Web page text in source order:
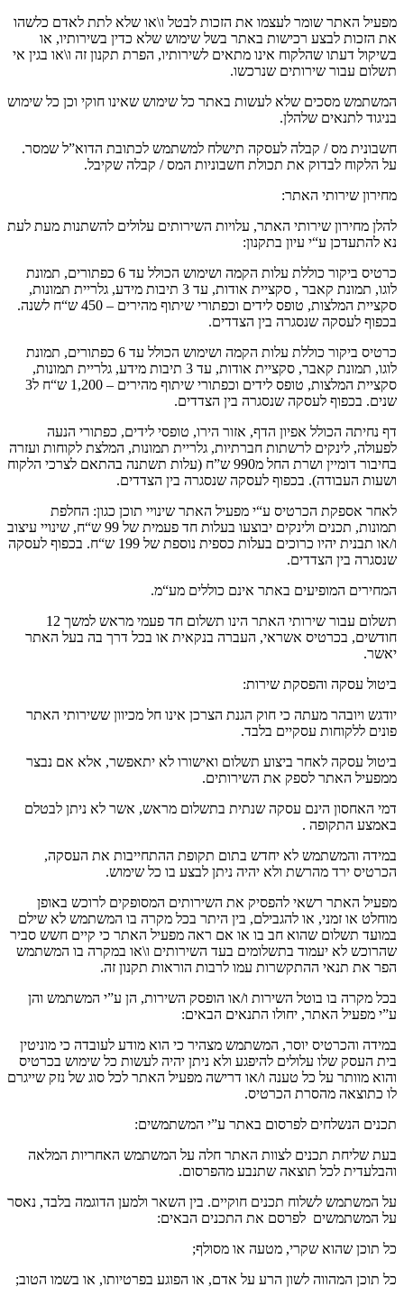
מפעיל האתר שומר לעצמו את הזכות לבטל ו\או שלא לתת לאדם כלשהו
את הזכות לבצע רכישות באתר בשל שימוש שלא כדין בשירותיו, או
בשיקול דעתו שהלקוח אינו מתאים לשירותיו, הפרת תקנון זה ו\או בגין אי
תשלום עבור שירותים שנרכשו.
המשתמש מסכים שלא לעשות באתר כל שימוש שאינו חוקי וכן כל שימוש
בניגוד לתנאים שלהלן.
חשבונית מס/ קבלה לעסקה תישלח למשתמש לכתובת הדוא”ל שמסר.
על הלקוח לבדוק את תכולת חשבוניות המס/ קבלה שקיבל.
מחירון שירותי האתר:
להלן מחירון שירותי האתר, עלויות השירותים עלולים להשתנות מעת לעת
נא להתעדכן ע“י עיון בתקנון:
כרטיס ביקור כוללת עלות הקמה ושימוש הכולל עד
כפתורים, תמונת
לוגו, תמונת קאבר , סקציית אודות, עד תיבות מידע, גלריית תמונות,
סקציית המלצות, טופס לידים וכפתורי שיתוף מהירים – 450 ש“ח לשנה.
בכפוף לעסקה שנסגרה בין הצדדים.
כרטיס ביקור כוללת עלות הקמה ושימוש הכולל עד
כפתורים, תמונת
לוגו, תמונת קאבר, סקציית אודות, עד תיבות מידע, גלריית תמונות,
סקציית המלצות, טופס לידים וכפתורי שיתוף מהירים – 1,200 ש“ח ל3
שנים. בכפוף לעסקה שנסגרה בין הצדדים.
דף נחיתה הכולל אפיון הדף, אזור הירו, טופסי לידים, כפתורי הנעה
לפעולה, לינקים לרשתות חברתיות, גלריית תמונות, המלצת לקוחות ועזרה
בחיבור דומיין ושרת החל מ990 ש”ח (עלות תשתנה בהתאם לצרכי הלקוח
ושעות העבודה). בכפוף לעסקה שנסגרה בין הצדדים.
לאחר אספקת הכרטיס ע“י מפעיל האתר שינויי תוכן כגון: החלפת
תמונות, תכנים ולינקים יבוצעו בעלות חד פעמית של ש“ח, שינויי עיצוב
ו/או תבנית יהיו כרוכים בעלות כספית נוספת של ש“ח. בכפוף לעסקה
שנסגרה בין הצדדים.
המחירים המופיעים באתר אינם כוללים מע“מ.
תשלום עבור שירותי האתר הינו תשלום חד פעמי מראש למשך
חודשים, בכרטיס אשראי, העברה בנקאית או בכל דרך בה בעל האתר
יאשר.
ביטול עסקה והפסקת שירות:
יודגש ויובהר מעתה כי חוק הגנת הצרכן אינו חל מכיוון ששירותי האתר
פונים ללקוחות עסקיים בלבד.
ביטול עסקה לאחר ביצוע תשלום ואישורו לא יתאפשר, אלא אם נבצר
ממפעיל האתר לספק את השירותים.
דמי האחסון הינם עסקה שנתית בתשלום מראש, אשר לא ניתן לבטלם
באמצע התקופה .
במידה והמשתמש לא יחדש בתום תקופת ההתחייבות את העסקה,
הכרטיס ירד מהרשת ולא יהיה ניתן לבצע בו כל שימוש.
מפעיל האתר רשאי להפסיק את השירותים המסופקים לרוכש באופן
מוחלט או זמני, או להגבילם, בין היתר בכל מקרה בו המשתמש לא שילם
במועד תשלום שהוא חב בו או אם ראה מפעיל האתר כי קיים חשש סביר
שהרוכש לא יעמוד בתשלומים בעד השירותים ו\או במקרה בו המשתמש
הפר את תנאי ההתקשרות עמו לרבות הוראות תקנון זה.
בכל מקרה בו בוטל השירות ו/או הופסק השירות, הן ע”י המשתמש והן
ע”י מפעיל האתר, יחולו התנאים הבאים:
במידה והכרטיס יוסר, המשתמש מצהיר כי הוא מודע לעובדה כי מוניטין
בית העסק שלו עלולים להיפגע ולא ניתן יהיה לעשות כל שימוש בכרטיס
והוא מוותר על כל טענה ו/או דרישה מפעיל האתר לכל סוג של נזק שייגרם
לו כתוצאה מהסרת הכרטיס.
תכנים הנשלחים לפרסום באתר ע”י המשתמשים:
בעת שליחת תכנים לצוות האתר חלה על המשתמש האחריות המלאה
והבלעדית לכל תוצאה שתנבע מהפרסום.
על המשתמש לשלוח תכנים חוקיים. בין השאר ולמען הדוגמה בלבד, נאסר
על המשתמשים לפרסם את התכנים הבאים:
כל תוכן שהוא שקרי, מטעה או מסולף;
כל תוכן המהווה לשון הרע על אדם, או הפוגע בפרטיותו, או בשמו הטוב;